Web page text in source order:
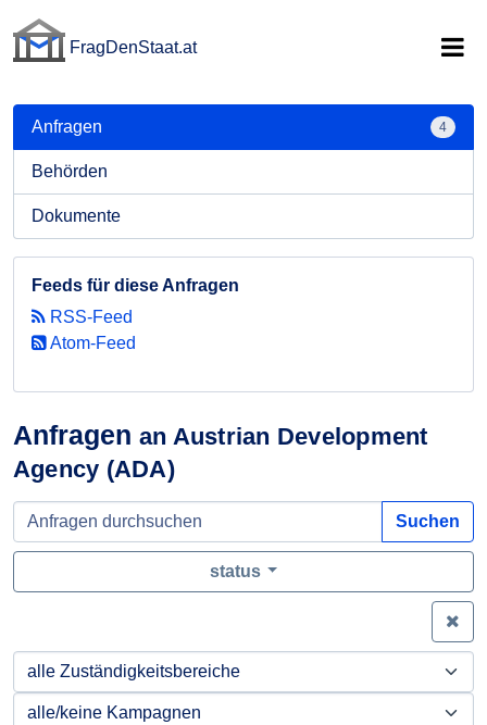
FragDenStaat.at
Anfragen an Austrian Development
Agency (ADA)
Suchen
status
Anfragen 4
Behörden
Dokumente
Feeds für diese Anfragen
RSS-Feed
Atom-Feed